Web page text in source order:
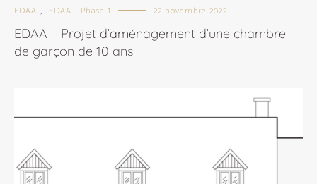
EDAA , EDAA - Phase 1 22 novembre 2022
EDAA – Projet d’aménagement d’une chambre
de garçon de 10 ans